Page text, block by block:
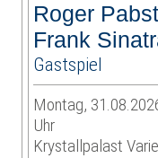
Roger
Frank
Gastspiel
Montag,
Uhr
Krystallpalast